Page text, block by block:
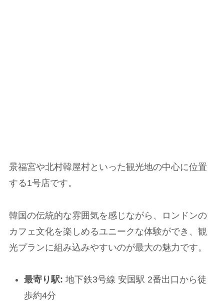
景福宮や北村韓屋村といった観光地の中心に位置
する1号店です。
韓国の伝統的な雰囲気を感じながら、ロンドンの
カフェ文化を楽しめるユニークな体験ができ、観
光プランに組み込みやすいのが最大の魅力です。
最寄り駅: 地下鉄3号線 安国駅 2番出口から徒
歩約4分